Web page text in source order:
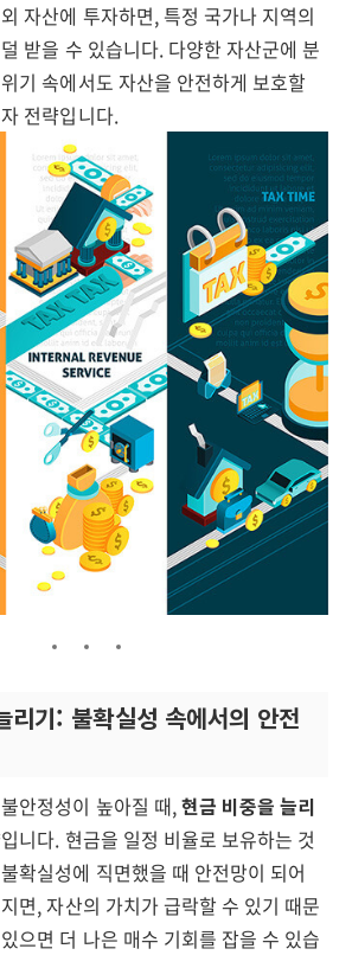
자산에 투자하면, 특정 국가나 지역의
받을 수 있습니다. 다양한 자산군에 분
기 속에서도 자산을 안전하게 보호할
전략입니다.
리기: 불확실성 속에서의 안전
안정성이 높아질 때,현금 비중을 늘리
니다. 현금을 일정 비율로 보유하는 것
확실성에 직면했을 때 안전망이 되어
면, 자산의 가치가 급락할 수 있기 때문
으면 더 나은 매수 기회를 잡을 수 있습